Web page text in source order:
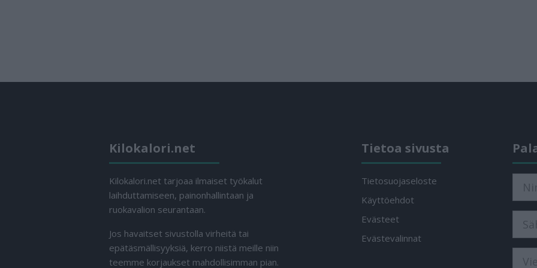
Kilokalori.net
Kilokalori.net tarjoaa ilmaiset työkalut
laihduttamiseen, painonhallintaan ja
ruokavalion seurantaan.
Jos havaitset sivustolla virheitä tai
epätäsmällisyyksiä, kerro niistä meille niin
teemme korjaukset mahdollisimman pian.
Tietoa sivusta
Tietosuojaseloste
Käyttöehdot
Evästeet
Evästevalinnat